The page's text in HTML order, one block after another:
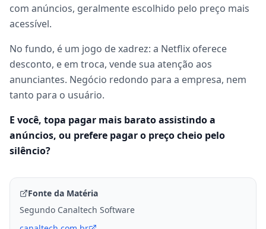
com anúncios, geralmente escolhido pelo preço mais
acessível.
No fundo, é um jogo de xadrez: a Netflix oferece
desconto, e em troca, vende sua atenção aos
anunciantes. Negócio redondo para a empresa, nem
tanto para o usuário.
E você, topa pagar mais barato assistindo a
anúncios, ou prefere pagar o preço cheio pelo
silêncio?
Fonte da Matéria
Segundo Canaltech Software